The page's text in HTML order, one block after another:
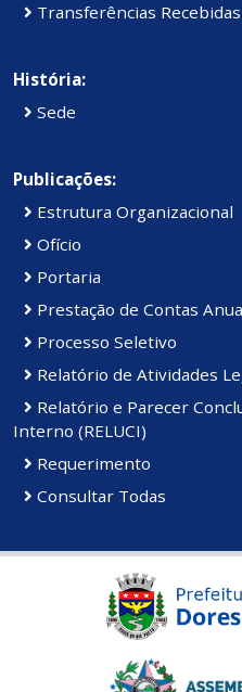
Transferências Recebidas
História:
Sede
Publicações:
Estrutura Organizacional
Ofício
Portaria
Prestação de Contas
Processo Seletivo
Relatório de Atividades
Relatório e Parecer
Interno (RELUCI)
Requerimento
Consultar Todas